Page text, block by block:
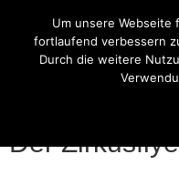
Der
Um unsere Webseite
fortlaufend verbessern
Durch die weitere